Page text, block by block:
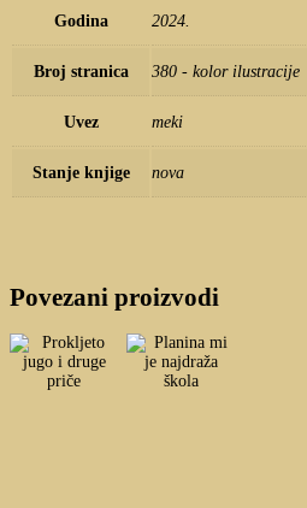
Godina 2024.
Broj stranica 380 - kolor ilustracije
Uvez meki
Stanje knjige nova
Povezani proizvodi